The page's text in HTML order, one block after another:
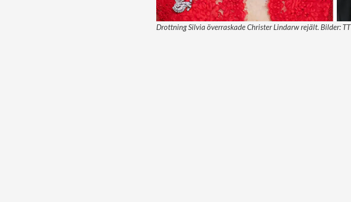
Drottning Silvia överraskade Christer Lindarw rejält. Bilder: TT